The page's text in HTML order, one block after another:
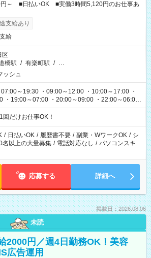
～ ■日払いOK ■実働3時間5,120円のお仕事あ
支給あり
給
区
橋駅 / 有楽町駅 / …
ッシュ
～19:30 ・09:00～12:00 ・10:00～17:00 ・
・19:00～07:00 ・20:00～09:00 ・22:00～06:00
※シフトはだけお仕事OK！
/ 日払いOK / 履歴書不要 / 副業・WワークOK / シ
名以上の大量募集 / 電話対応なし / パソコンスキ
応募する 詳細へ
掲載日：2026.08.06
未読
2000円／週4日勤務OK！美容
広告運用